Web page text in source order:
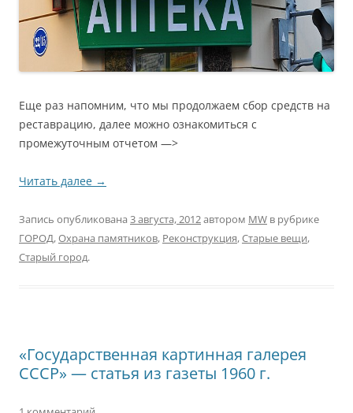
Еще раз напомним, что мы продолжаем сбор средств на
реставрацию, далее можно ознакомиться с
промежуточным отчетом —>
Читать далее →
Запись опубликована 3 августа, 2012автором MW в рубрике
ГОРОД,Охрана памятников, Реконструкция,Старые вещи,
Старый город.
«Государственная картинная галерея
СССР» — статья из газеты 1960 г.